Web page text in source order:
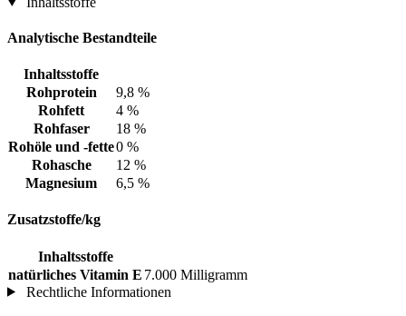
Analytische Bestandteile
Inhaltsstoffe
Rohprotein
9,8 %
Rohfett
4 %
Rohfaser
18 %
Rohöle und -fette0 %
Rohasche
12 %
Magnesium
6,5 %
Zusatzstoffe/kg
Inhaltsstoffe
natürliches Vitamin E 7.000 Milligramm
Rechtliche Informationen